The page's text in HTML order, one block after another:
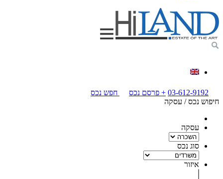
03-612-9192
+ פרסם נכס
חפש נכס
חיפוש נכס / עסקה
עסקה
סוג נכס
איזור